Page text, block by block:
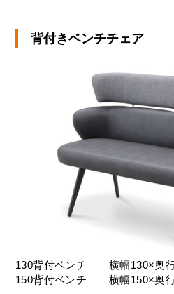
背付きベンチチェア
130背付ベンチ
横幅130×奥
150背付ベンチ
横幅150×奥